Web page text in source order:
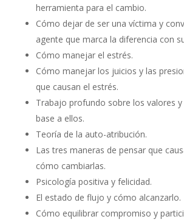
herramienta para el cambio.
Cómo dejar de ser una víctima y
agente que marca la diferencia con
Cómo manejar el estrés.
Cómo manejar los juicios y las
que causan el estrés.
Trabajo profundo sobre los valores
base a ellos.
Teoría de la auto-atribución.
Las tres maneras de pensar que
cómo cambiarlas.
Psicología positiva y felicidad.
El estado de flujo y cómo alcanzarlo.
Cómo equilibrar compromiso y